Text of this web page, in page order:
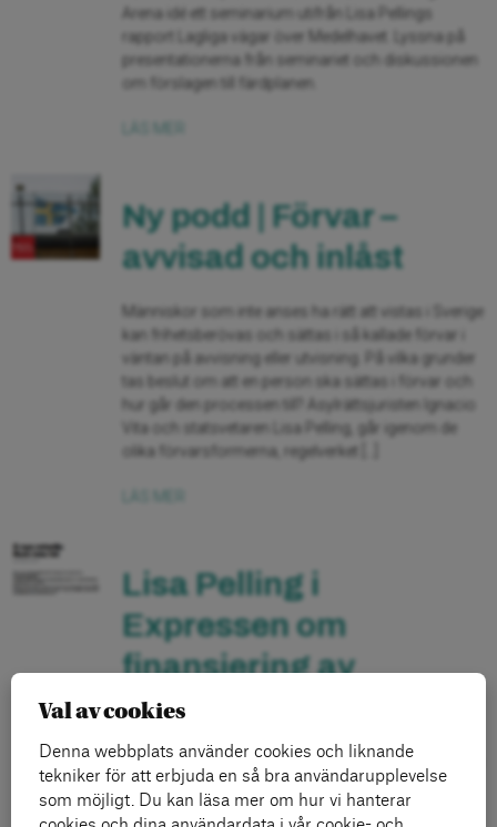
Arena idé ett seminarium utifrån Lisa Pellings
rapport Lagliga vägar över Medelhavet. Lyssna på
presentationerna från seminariet och diskussionen
om förslagen till färdplanen.
Ny podd | Förvar –
avvisad och inlåst
Människor som inte anses ha rätt att vistas i Sverige
kan frihetsberövas och sättas i så kallade förvar i
väntan på avvisning eller utvisning. På vilka grunder
tas beslut om att en person ska sättas i förvar och
hur går den processen till? Asylrättsjuristen Ignacio
Vita och statsvetaren Lisa Pelling, går igenom de
olika förvarsformerna, regelverket […]
Lisa Pelling i
Expressen om
finansiering av
flyktingmottagningen
I artikeln “S nya retorik: Kom inte hit” intervjuas Arena
idés utredningschef Lisa Pelling om regeringens
utspel om de svårigheter som människor som
Val av cookies
Denna webbplats använder cookies och liknande
tekniker för att erbjuda en så bra användarupplevelse
som möjligt. Du kan läsa mer om hur vi hanterar